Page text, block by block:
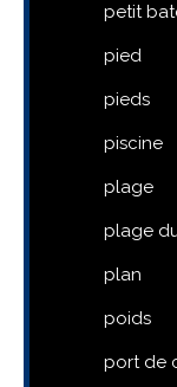
petit
pied
pieds
piscine
plage
plage
plan
poids
port de